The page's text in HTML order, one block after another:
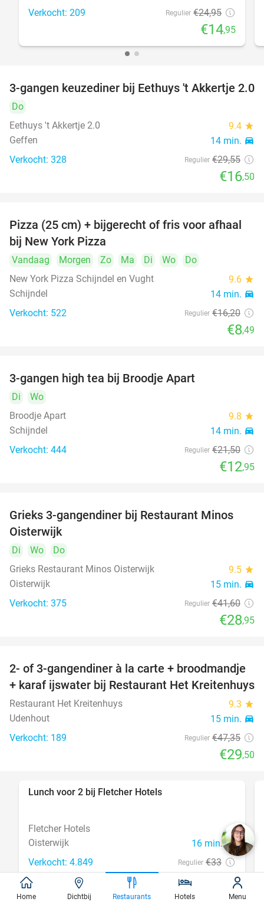
Verkocht: 209 Regulier €24,95
€14,95
44%
3-gangen keuzediner bij Eethuys 't Akkertje 2.0
Do
Eethuys 't Akkertje 2.0
9.4 star
Geffen 14 min. directions_car
Verkocht: 328 Regulier €29,55
€16,50
48%
Pizza (25 cm) + bijgerecht of fris voor afhaal
bij New York Pizza
Vandaag Morgen Zo Ma Di Wo
Do
New York Pizza Schijndel en Vught
9.6 star
Schijndel 14 min. directions_car
Verkocht: 522 Regulier €16,20
€8,49
3-gangen high tea bij Broodje Apart
Di
Wo
Broodje Apart
9.8 star
Schijndel 14 min. directions_car
Verkocht: 444 Regulier €21,50
€12,95
30%
Grieks 3-gangendiner bij Restaurant Minos
Oisterwijk
Di Wo
Do
Grieks Restaurant Minos Oisterwijk
9.5 star
Oisterwijk 15 min. directions_car
Verkocht: 375 Regulier €41,60
€28,95
38%
2- of 3-gangendiner à la carte + broodmandje
+ karaf ijswater bij Restaurant Het Kreitenhuys
Restaurant Het Kreitenhuys 9.3 star
Udenhout 15 min. directions_car
Verkocht: 189 Regulier €47,35
€29,50
Lunch voor 2 bij Fletcher Hotels
Fletcher Hotels
Oisterwijk
16 min.directions_car
Verkocht: 4.849 Regulier €33
,90
Home Dichtbij Restaurants Hotels Menu